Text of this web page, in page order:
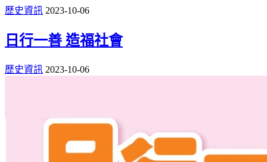
歷史資訊 2023-10-06
日行一善 造福社會
歷史資訊 2023-10-06